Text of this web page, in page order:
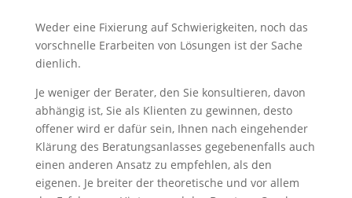
Weder eine Fixierung auf Schwierigkeiten, noch das
vorschnelle Erarbeiten von Lösungen ist der Sache
dienlich.
Je weniger der Berater, den Sie konsultieren, davon
abhängig ist, Sie als Klienten zu gewinnen, desto
offener wird er dafür sein, Ihnen nach eingehender
Klärung des Beratungsanlasses gegebenenfalls auch
einen anderen Ansatz zu empfehlen, als den
eigenen. Je breiter der theoretische und vor allem